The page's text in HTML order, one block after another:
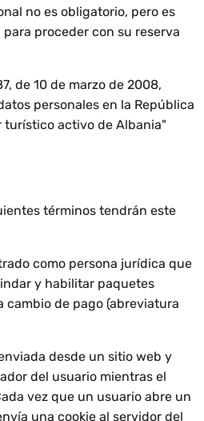
no es obligatorio, pero es
proceder con su reserva
de 10 de marzo de 2008,
personales en la República
turístico activo de Albania"
términos tendrán este
como persona jurídica que
y habilitar paquetes
cambio de pago (abreviatura
desde un sitio web y
del usuario mientras el
vez que un usuario abre un
una cookie al servidor del